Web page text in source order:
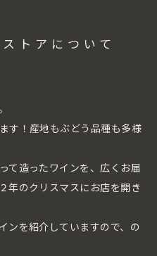
トアについて
す！産地もぶどう品種も多様
て造ったワインを、広くお届
年のクリスマスにお店を開き
ンを紹介していますので、の